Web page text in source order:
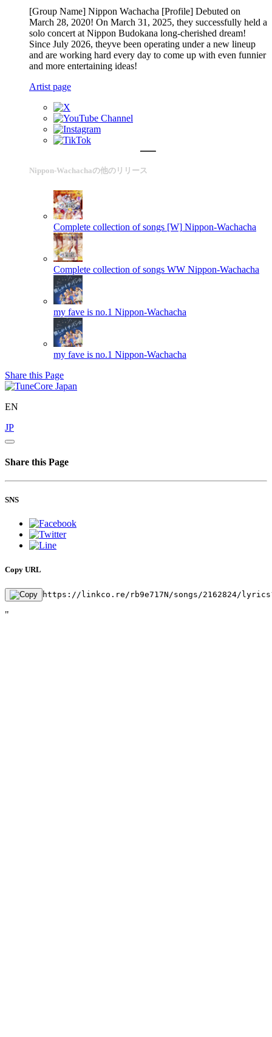
[Group Name] Nippon Wachacha [Profile] Debuted on
March 28, 2020! On March 31, 2025, they successfully held a
solo concert at Nippon Budokana long-cherished dream!
Since July 2026, theyve been operating under a new lineup
and are working hard every day to come up with even funnier
and more entertaining ideas!
Artist page
Nippon-Wachachaの他のリリース
Complete collection of songs [W] Nippon-Wachacha
Complete collection of songs WW Nippon-Wachacha
my fave is no.1 Nippon-Wachacha
my fave is no.1 Nippon-Wachacha
Share this Page
EN
JP
Share this Page
SNS
Copy URL
https://linkco.re/rb9e717N/songs/2162824/
"